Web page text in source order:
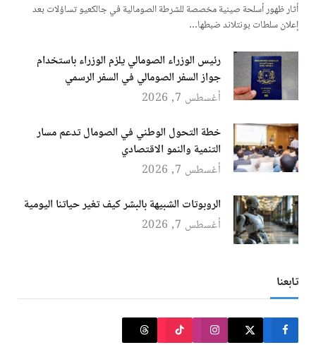
أثار ظهور أسلحة صينية مخصصة للشرطة الصومالية في جالكعيو تساؤلات بعد
إعلان سلطات بونتلاند ضبطها…
رئيس الوزراء الصومالي يلزم الوزراء باستخدام
جواز السفر الصومالي في السفر الرسمي
أغسطس 7, 2026
خطة التحول الوطني في الصومال تدعم مسار
التنمية والنمو الاقتصادي
أغسطس 7, 2026
الروبوتات الشبيهة بالبشر كيف تغير حياتنا اليومية
أغسطس 7, 2026
تابعنا